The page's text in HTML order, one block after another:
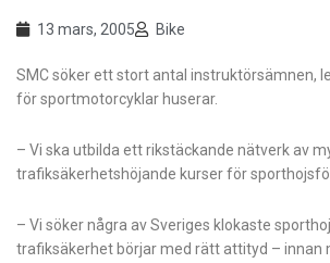
13 mars, 2005 Bike
SMC söker ett stort antal instruktörsämnen,
för sportmotorcyklar huserar.
– Vi ska utbilda ett rikstäckande nätverk av
trafiksäkerhetshöjande kurser för
– Vi söker några av Sveriges klokaste
trafiksäkerhet börjar med rätt attityd – innan